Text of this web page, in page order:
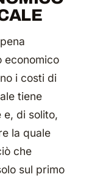
economico
i costi di
tiene
e, di solito,
la quale
che
sul primo